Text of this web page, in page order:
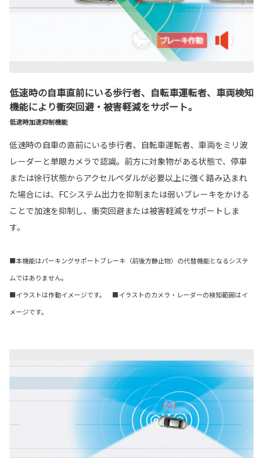
低速時の自車直前にいる歩行者、自転車運転者、車両検知
機能により衝突回避・被害軽減をサポート。
低速時加速抑制機能
低速時の自車の直前にいる歩行者、自転車運転者、車両をミリ波
レーダーと単眼カメラで認識。前方に対象物がある状態で、停車
または徐行状態からアクセルペダルが必要以上に強く踏み込まれ
た場合には、FCシステム出力を抑制または弱いブレーキをかける
ことで加速を抑制し、衝突回避または被害軽減をサポートしま
す。
■本機能はパーキングサポートブレーキ（前後方静止物）の代替機能となるシステ
ムではありません。
■イラストは作動イメージです。 ■イラストのカメラ・レーダーの検知範囲はイ
メージです。